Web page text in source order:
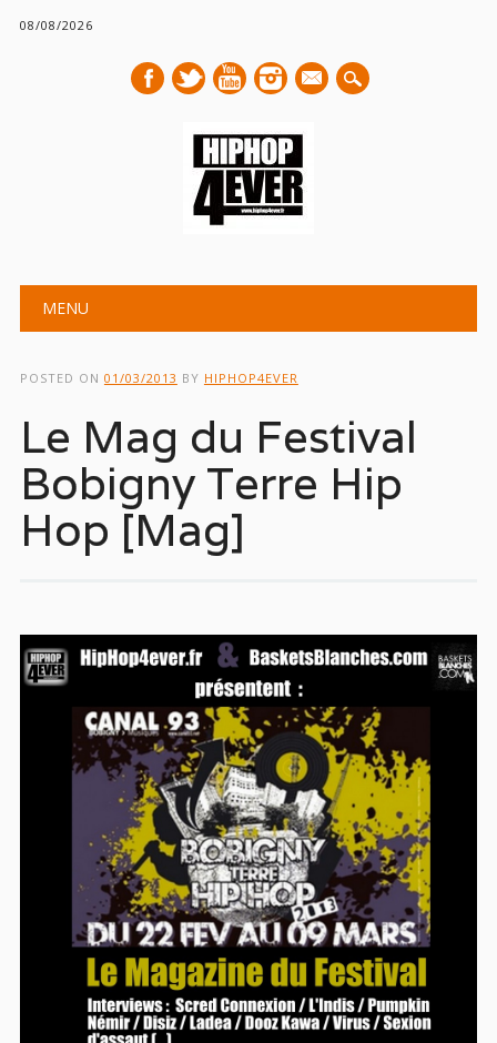
08/08/2026
mail
Main menu
MENU
POSTED ON 01/03/2013 BY HIPHOP4EVER
Le Mag du Festival
Bobigny Terre Hip
Hop [Mag]